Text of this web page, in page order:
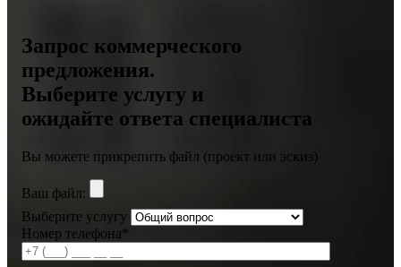
Запрос коммерческого
предложения.
Выберите услугу и
ожидайте ответа специалиста
Вы можете прикрепить файл (проект или эскиз)
Ваш файл:
Выберите услугу
Номер телефона*